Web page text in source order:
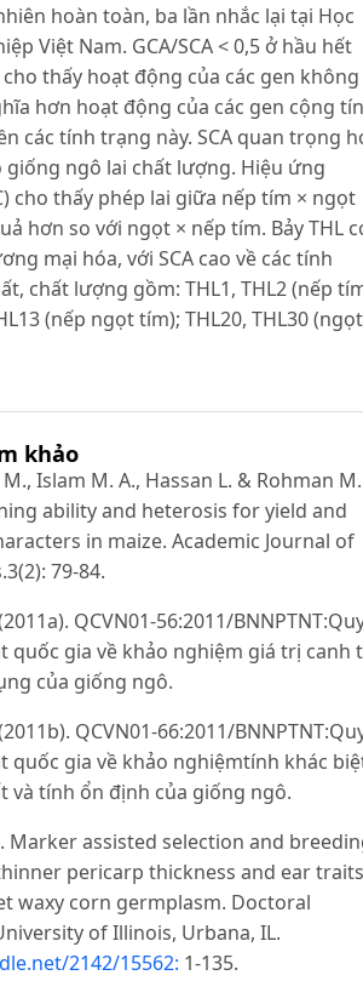
hoàn toàn, ba lần nhắc lại tại Học
Việt Nam. GCA/SCA < 0,5 ở hầu hết
thấy hoạt động của các gen không
hơn hoạt động của các gen cộng
các tính trạng này. SCA quan trọng
giống ngô lai chất lượng. Hiệu ứng
cho thấy phép lai giữa nếp tím × ngọt
hơn so với ngọt × nếp tím. Bảy THL
mại hóa, với SCA cao về các tính
chất lượng gồm: THL1, THL2 (nếp
(nếp ngọt tím); THL20, THL30 (ngọt
khảo
Islam M. A., Hassan L. & Rohman
ability and heterosis for yield and
in maize. Academic Journal of
79-84.
QCVN01-56:2011/
quốc gia về khảo nghiệm giá trị canh
của giống ngô.
QCVN01-66:2011/
quốc gia về khảo nghiệmtính khác
và tính ổn định của giống ngô.
Marker assisted selection and
pericarp thickness and ear traits
waxy corn germplasm. Doctoral
of Illinois, Urbana, IL.
2142/15562: 1-135.